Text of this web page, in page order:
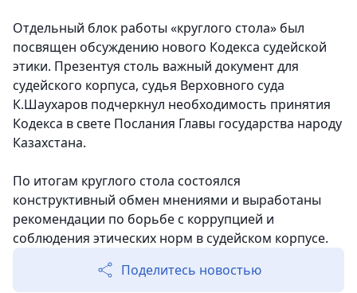
Отдельный блок работы «круглого стола» был
посвящен обсуждению нового Кодекса судейской
этики. Презентуя столь важный документ для
судейского корпуса, судья Верховного суда
К.Шаухаров подчеркнул необходимость принятия
Кодекса в свете Послания Главы государства народу
Казахстана.
По итогам круглого стола состоялся
конструктивный обмен мнениями и выработаны
рекомендации по борьбе с коррупцией и
соблюдения этических норм в судейском корпусе.
Поделитесь новостью